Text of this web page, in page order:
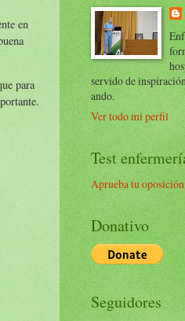
en
para
servido de
ando.
Ver todo mi perfil
Test
Aprueba tu oposición
Donativo
Seguidores